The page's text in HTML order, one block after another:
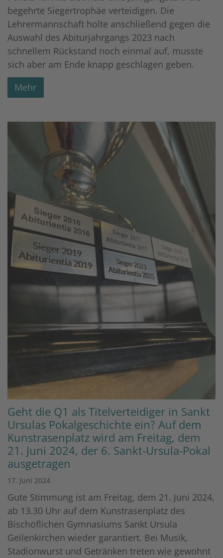
begehrte Siegertrophäe verteidigen. Die
Lehrermannschaft holte anschließend gegen die
Auswahl des Abiturjahrgangs 2023 nach
schnellem Rückstand noch einmal auf, musste
sich aber am Ende knapp geschlagen geben.
Mehr
Geht die Q1 als Titelverteidiger in Sankt
Ursulas Pokalgeschichte ein? Auf dem
Kunstrasenplatz wird am Freitag, dem
21. Juni 2024, der 6. Sankt-Ursula-Pokal
ausgetragen
17. Juni 2024
Gute Stimmung ist am Freitag, dem 21. Juni 2024,
ab 13.30 Uhr auf dem Kunstrasenplatz des
Bischöflichen Gymnasiums Sankt Ursula
Geilenkirchen wieder garantiert. Bei Musik,
Stadionwurst und Getränken treten wie gewohnt